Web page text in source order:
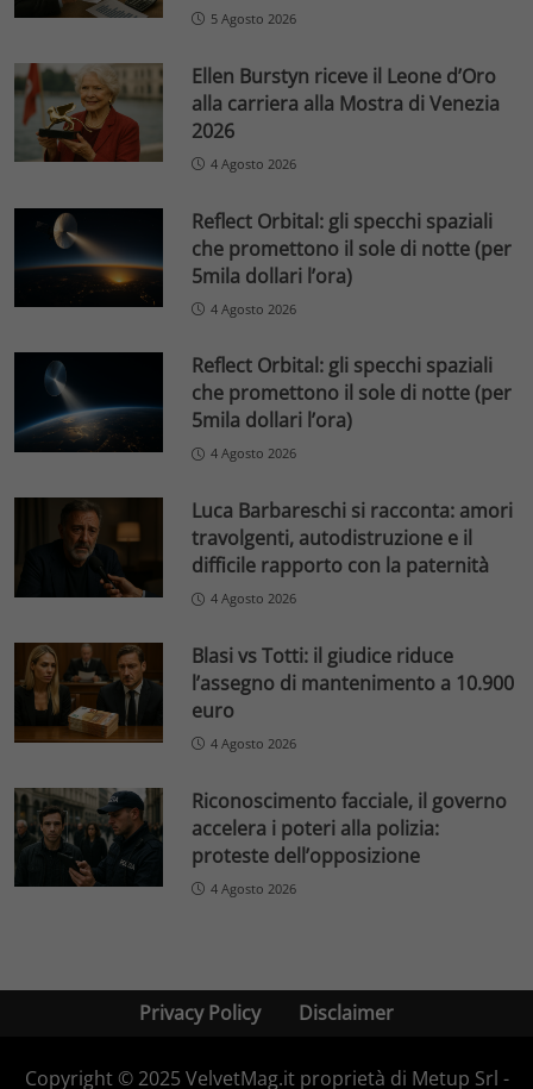
5 Agosto 2026
Ellen Burstyn riceve il Leone d’Oro
alla carriera alla Mostra di Venezia
2026
4 Agosto 2026
Reflect Orbital: gli specchi spaziali
che promettono il sole di notte (per
5mila dollari l’ora)
4 Agosto 2026
Reflect Orbital: gli specchi spaziali
che promettono il sole di notte (per
5mila dollari l’ora)
4 Agosto 2026
Luca Barbareschi si racconta: amori
travolgenti, autodistruzione e il
difficile rapporto con la paternità
4 Agosto 2026
Blasi vs Totti: il giudice riduce
l’assegno di mantenimento a 10.900
euro
4 Agosto 2026
Riconoscimento facciale, il governo
accelera i poteri alla polizia:
proteste dell’opposizione
4 Agosto 2026
Privacy Policy Disclaimer
Copyright © 2025 VelvetMag.it proprietà di Metup Srl -